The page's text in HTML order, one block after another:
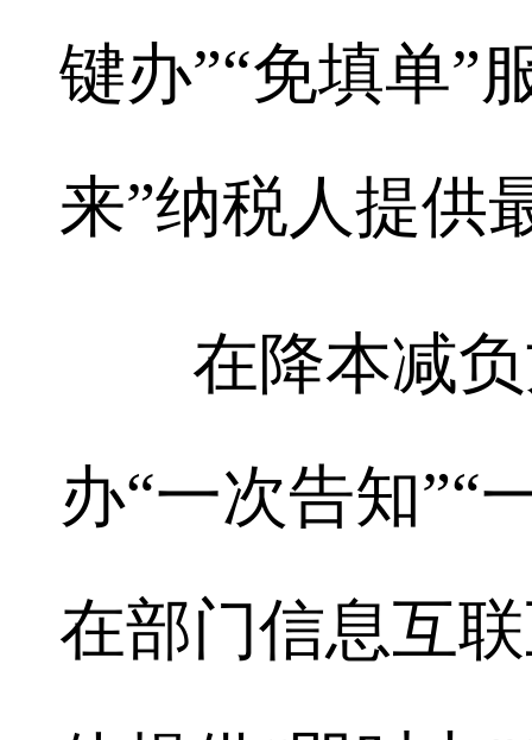
键办”“免填单”
来”纳税人提供
在降本减负
办“一次告知”“
在部门信息互